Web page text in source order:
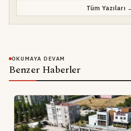
Tüm Yazıları
OKUMAYA DEVAM
Benzer Haberler